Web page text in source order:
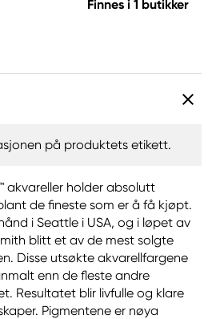
Finnes i 1 butikker
på produktets etikett.
akvareller holder absolutt
de fineste som er å få kjøpt.
i Seattle i USA, og i løpet av
blitt et av de mest solgte
Disse utsøkte akvarellfargene
enn de fleste andre
Resultatet blir livfulle og klare
Pigmentene er nøya